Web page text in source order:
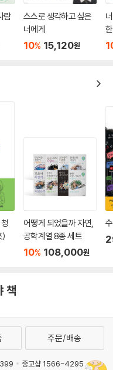
아지고 있으나 청소년들이
글을 한글로 옮기면서 ‘원전
경우들도 종종 발생한다. 오
설흔은 청소년들이 읽기 쉽
무리 좋은 내용이라도 고전
관련된 배경 지식이 있어야
의 해석이 있어야 깊은 의미
년들의 눈높이에 딱 맞춘 재
도록 돕는다. 《우린 제법 잘
미있는 삽화를 추가하여 새롭
계를 풀어갈 해답을 얻을 수
고 싶을 때 멘토로 삼을 수
람
스스로 생각하고 싶은
너에게
10% 15,120원
)
어떻게 되었을까 자연,
공학계열 8종 세트
10% 108,000원
책
주문/배송
중고샵 1566-4295